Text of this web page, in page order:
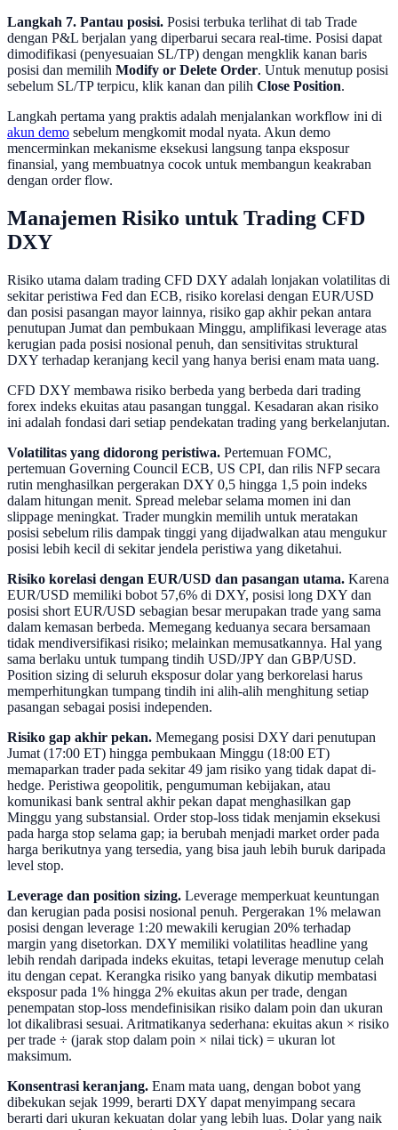
Langkah 7. Pantau posisi. Posisi terbuka terlihat di tab Trade
dengan P&L berjalan yang diperbarui secara real-time. Posisi dapat
dimodifikasi (penyesuaian SL/TP) dengan mengklik kanan baris
posisi dan memilih Modify or Delete Order. Untuk menutup posisi
sebelum SL/TP terpicu, klik kanan dan pilih Close Position.
Langkah pertama yang praktis adalah menjalankan workflow ini di
akun demo sebelum mengkomit modal nyata. Akun demo
mencerminkan mekanisme eksekusi langsung tanpa eksposur
finansial, yang membuatnya cocok untuk membangun keakraban
dengan order flow.
Manajemen Risiko untuk Trading CFD
DXY
Risiko utama dalam trading CFD DXY adalah lonjakan volatilitas di
sekitar peristiwa Fed dan ECB, risiko korelasi dengan EUR/USD
dan posisi pasangan mayor lainnya, risiko gap akhir pekan antara
penutupan Jumat dan pembukaan Minggu, amplifikasi leverage atas
kerugian pada posisi nosional penuh, dan sensitivitas struktural
DXY terhadap keranjang kecil yang hanya berisi enam mata uang.
CFD DXY membawa risiko berbeda yang berbeda dari trading
forex indeks ekuitas atau pasangan tunggal. Kesadaran akan risiko
ini adalah fondasi dari setiap pendekatan trading yang berkelanjutan.
Volatilitas yang didorong peristiwa. Pertemuan FOMC,
pertemuan Governing Council ECB, US CPI, dan rilis NFP secara
rutin menghasilkan pergerakan DXY 0,5 hingga 1,5 poin indeks
dalam hitungan menit. Spread melebar selama momen ini dan
slippage meningkat. Trader mungkin memilih untuk meratakan
posisi sebelum rilis dampak tinggi yang dijadwalkan atau mengukur
posisi lebih kecil di sekitar jendela peristiwa yang diketahui.
Risiko korelasi dengan EUR/USD dan pasangan utama. Karena
EUR/USD memiliki bobot 57,6% di DXY, posisi long DXY dan
posisi short EUR/USD sebagian besar merupakan trade yang sama
dalam kemasan berbeda. Memegang keduanya secara bersamaan
tidak mendiversifikasi risiko; melainkan memusatkannya. Hal yang
sama berlaku untuk tumpang tindih USD/JPY dan GBP/USD.
Position sizing di seluruh eksposur dolar yang berkorelasi harus
memperhitungkan tumpang tindih ini alih-alih menghitung setiap
pasangan sebagai posisi independen.
Risiko gap akhir pekan. Memegang posisi DXY dari penutupan
Jumat (17:00 ET) hingga pembukaan Minggu (18:00 ET)
memaparkan trader pada sekitar 49 jam risiko yang tidak dapat di-
hedge. Peristiwa geopolitik, pengumuman kebijakan, atau
komunikasi bank sentral akhir pekan dapat menghasilkan gap
Minggu yang substansial. Order stop-loss tidak menjamin eksekusi
pada harga stop selama gap; ia berubah menjadi market order pada
harga berikutnya yang tersedia, yang bisa jauh lebih buruk daripada
level stop.
Leverage dan position sizing. Leverage memperkuat keuntungan
dan kerugian pada posisi nosional penuh. Pergerakan 1% melawan
posisi dengan leverage 1:20 mewakili kerugian 20% terhadap
margin yang disetorkan. DXY memiliki volatilitas headline yang
lebih rendah daripada indeks ekuitas, tetapi leverage menutup celah
itu dengan cepat. Kerangka risiko yang banyak dikutip membatasi
eksposur pada 1% hingga 2% ekuitas akun per trade, dengan
penempatan stop-loss mendefinisikan risiko dalam poin dan ukuran
lot dikalibrasi sesuai. Aritmatikanya sederhana: ekuitas akun × risiko
per trade ÷ (jarak stop dalam poin × nilai tick) = ukuran lot
maksimum.
Konsentrasi keranjang. Enam mata uang, dengan bobot yang
dibekukan sejak 1999, berarti DXY dapat menyimpang secara
berarti dari ukuran kekuatan dolar yang lebih luas. Dolar yang naik